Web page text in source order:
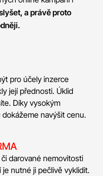
a právě proto
pro účely inzerce
její přednosti. Úklid
Díky vysokým
navýšit cenu.
darované nemovitosti
nutné ji pečlivě vyklidit.